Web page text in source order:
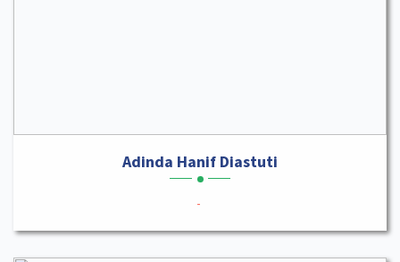
Adinda Hanif Diastuti
-